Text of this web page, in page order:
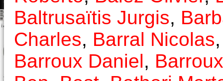
Baltrusaïtis Jurgis,
Charles, Barral Nicolas
Barroux Daniel,